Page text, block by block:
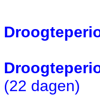
(22 dagen)